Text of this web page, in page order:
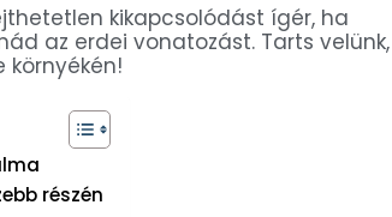
kikapcsolódást ígér, ha
az erdei vonatozást. Tarts velünk,
részén